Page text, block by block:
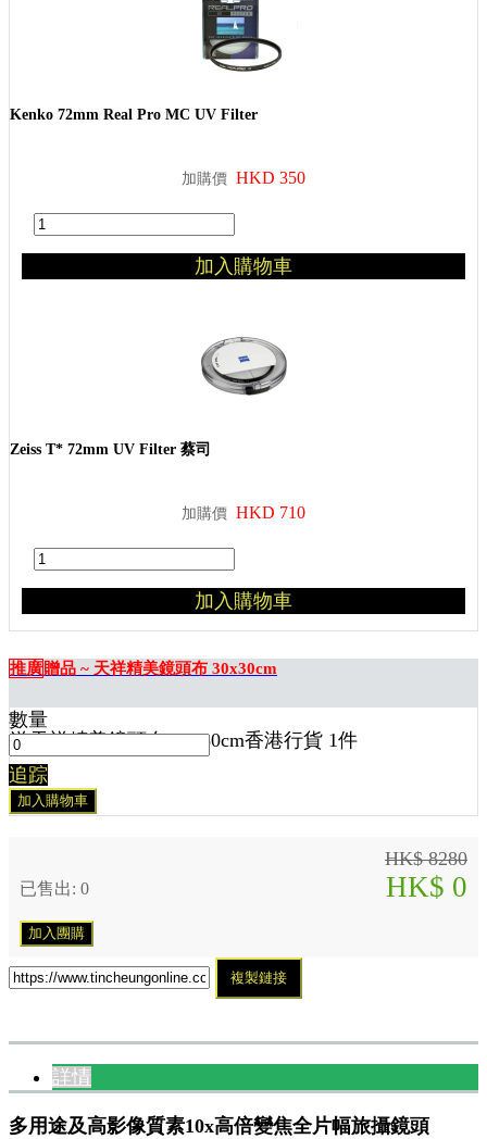
Kenko 72mm Real Pro MC UV Filter
加購價 HKD 350
加入購物車
Zeiss T* 72mm UV Filter 蔡司
加購價 HKD 710
加入購物車
推廣贈品 ~ 天祥精美鏡頭布 30x30cm
送天祥精美鏡頭布 30x30cm香港行貨 1件
數量
追踪
加入購物車
HK$ 8280
已售出: 0 HK$ 0
加入團購
複製鏈接
詳情
多用途及高影像質素10x高倍變焦全片幅旅攝鏡頭